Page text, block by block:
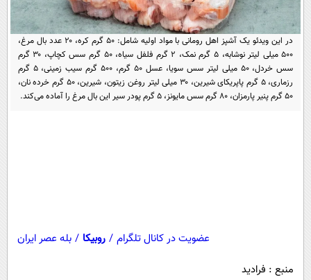
اخبار کریپتو
سرگرمی
باشگاه مغز
مجله تصویری سلاح
فیلم
اقتصاد
ورزش
سیاست
سلامت
عصر ایران 2
خواندنی ها و دیدنی ها
داستان کوتاه
آموزش زبان
در این ویدئو یک آشپز اهل رومانی با مواد اولیه شامل: ۵۰ گرم کره، ۲۰ عدد بال مرغ،
۵۰۰ میلی لیتر نوشابه، ۵ گرم نمک، ۲ گرم فلفل سیاه، ۵۰ گرم سس کچاپ، ۳۰ گرم
سس خردل، ۵۰ میلی لیتر سس سویا، عسل ۵۰ گرم، ۵۰۰ گرم سیب زمینی، ۵ گرم
رزماری، ۵ گرم پاپریکای شیرین، ۳۰ میلی لیتر روغن زیتون، شیرین، ۵۰ گرم خرده نان،
۵۰ گرم پنیر پارمزان، ۸۰ گرم سس مایونز، ۵ گرم پودر سیر این بال مرغ را آماده می‌کند.
عضویت در کانال تلگرام / روبیکا / بله عصر ایران
منبع : فرادید